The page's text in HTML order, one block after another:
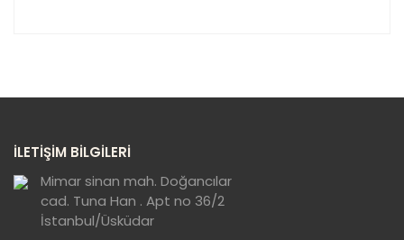
görüntülenemiyor.
Ürün açıklamasında eksik bilgiler bulunuyor.
Ürün bilgilerinde hatalar bulunuyor.
Ürün fiyatı diğer sitelerden daha pahalı.
İLETİŞİM BİLGİLERİ
Mimar sinan mah. Doğancılar
cad. Tuna Han . Apt no 36/2
İstanbul/Üsküdar